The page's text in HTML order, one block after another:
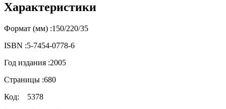
Характеристики
Формат (мм) :150/220/35
ISBN :5-7454-0778-6
Год издания :2005
Страницы :680
Код: 5378